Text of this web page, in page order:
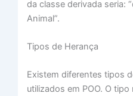
da classe derivada seria:
Animal”.
Tipos de Herança
Existem diferentes tipos
utilizados em POO. O